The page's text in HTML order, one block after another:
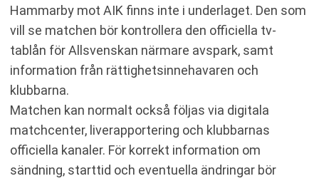
Hammarby mot AIK finns inte i underlaget. Den som
vill se matchen bör kontrollera den officiella tv-
tablån för Allsvenskan närmare avspark, samt
information från rättighetsinnehavaren och
klubbarna.
Matchen kan normalt också följas via digitala
matchcenter, liverapportering och klubbarnas
officiella kanaler. För korrekt information om
sändning, starttid och eventuella ändringar bör